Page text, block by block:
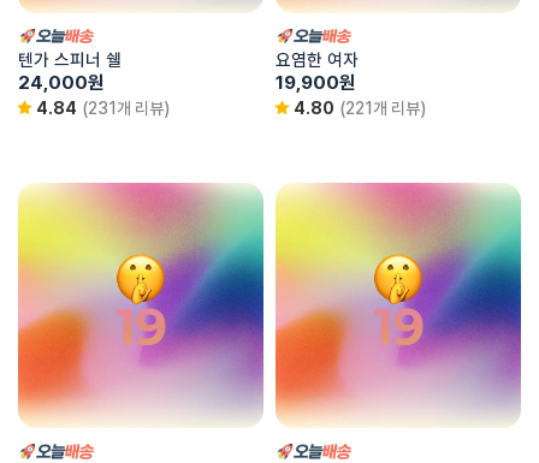
텐가 스피너 쉘
24,000원
4.84 (231개 리뷰)
요염한 여자
19,900원
4.80 (221개 리뷰)